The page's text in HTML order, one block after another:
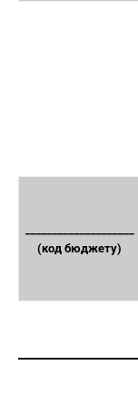
(код бюджету)